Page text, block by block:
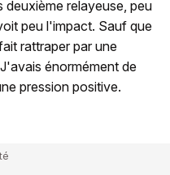
deuxième relayeuse, peu
peu l'impact. Sauf que
rattraper par une
énormément de
pression positive.